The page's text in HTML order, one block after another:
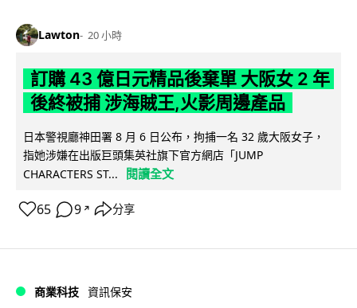
Lawton 20 小時
訂購 43 億日元精品後棄單 大阪女 2 年
後終被捕 涉海賊王,火影周邊產品
日本警視廳神田署 8 月 6 日公布，拘捕一名 32 歲大阪女子，
指她涉嫌在出版巨頭集英社旗下官方網店「JUMP
CHARACTERS ST...
閱讀全文
65 9 ↗ 分享
商業科技 資訊保安